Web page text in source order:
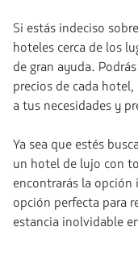
Si estás indeciso
hoteles cerca de los
de gran ayuda.
precios de cada
a tus necesidades y
Ya sea que estés
un hotel de lujo con
encontrarás la opción
opción perfecta para
estancia inolvidable